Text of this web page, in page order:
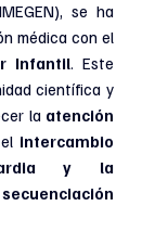
se ha
médica con el
Infantil. Este
científica y
la atención
intercambio
y la